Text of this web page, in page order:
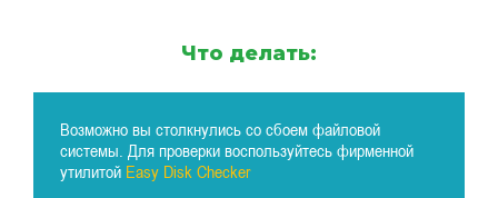
Что делать:
Возможно вы столкнулись со сбоем файловой
системы. Для проверки воспользуйтесь фирменной
утилитой Easy Disk Checker